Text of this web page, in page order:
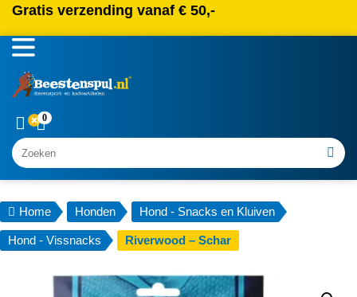
Gratis verzending vanaf € 50,-
0
Zoeken
Home Honden Hond - Snacks en Kluiven
Hond - Vissnacks Riverwood – Schar